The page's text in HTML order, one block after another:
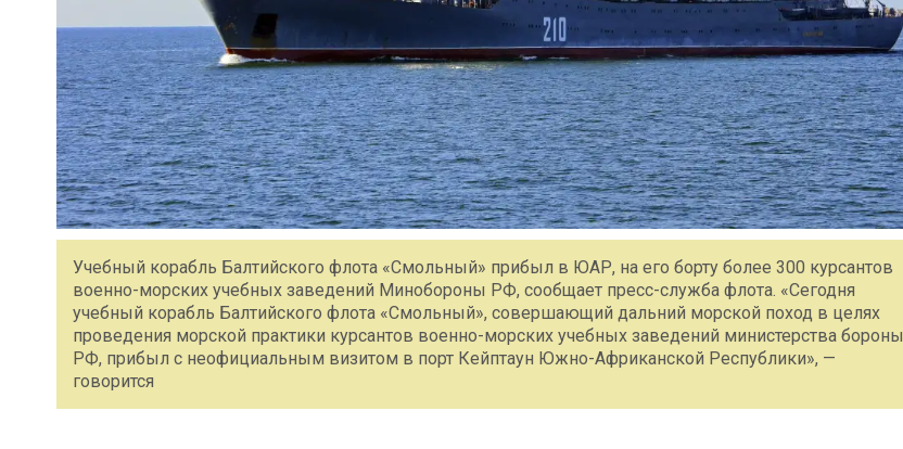
Учебный корабль Балтийского флота «Смольный» прибыл в ЮАР, на его борту более 300 курсантов
военно-морских учебных заведений Минобороны РФ, сообщает пресс-служба флота. «Сегодня
учебный корабль Балтийского флота «Смольный», совершающий дальний морской поход в целях
проведения морской практики курсантов военно-морских учебных заведений министерства бороны
РФ, прибыл с неофициальным визитом в порт Кейптаун Южно-Африканской Республики», —
говорится